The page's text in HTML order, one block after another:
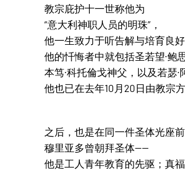
教宗庇护十一世称他为
“意大利神职人员的明珠”，
他一生致力于听告解与培育良好
他的忏悔者中就包括圣若望·鲍
本笃·科托倫戈神父，以及若瑟
他也已在去年10月20日由教宗
之后，也是在同一件圣体光座
穆里亚多曾朝拜圣体——
他是工人青年教育的先驱；真福